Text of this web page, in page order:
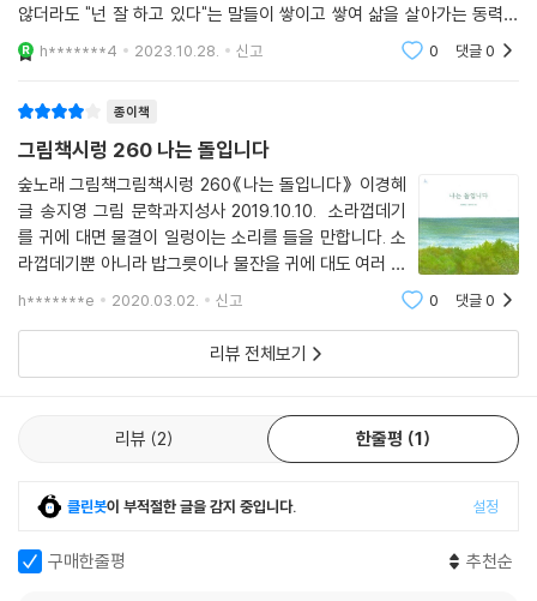
않더라도 "넌 잘 하고 있다"는 말들이 쌓이고 쌓여 삶을 살아가는 동력이
될 때가 있다. 자기 자신의 고유성을 온전히 지키면서 살아가는 것이 쉽지
는 않지만
h*******4 2023.10.28. 신고 0 댓글0
종이책
그림책시렁 260 나는 돌입니다
숲노래 그림책그림책시렁 260《나는 돌입니다》 이경혜
글 송지영 그림 문학과지성사 2019.10.10. 소라껍데기
를 귀에 대면 물결이 일렁이는 소리를 들을 만합니다. 소
라껍데기뿐 아니라 밥그릇이나 물잔을 귀에 대도 여러 소
리를 들을 수 있다고 하는데, 손으로 귀를 가만히 감싸도
다면 여느 때에도 가슴이 뛰는 소리에 피가 흐
h*******e 2020.03.02. 신고 0 댓글0
리뷰 전체보기
리뷰 2 한줄평 1
클린봇이 부적절한 글을 감지 중입니다. 설정
구매한줄평 추천순